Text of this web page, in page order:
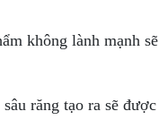
không lành mạnh
răng tạo ra sẽ